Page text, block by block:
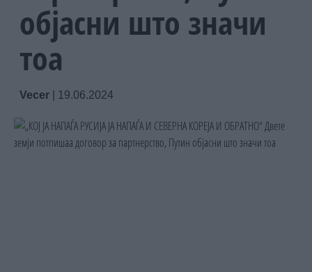
објасни што значи
тоа
Vecer 19.06.2024